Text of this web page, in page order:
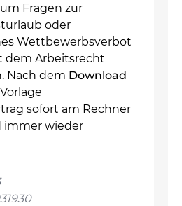
um Fragen zur
oder
Wettbewerbsverbot
dem Arbeitsrecht
Nach dem Download
sofort am Rechner
immer wieder